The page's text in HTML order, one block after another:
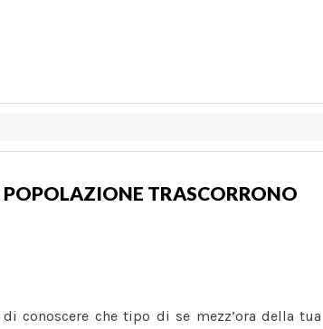
TRASCORRONO
conoscere che tipo di se mezz’ora della tua